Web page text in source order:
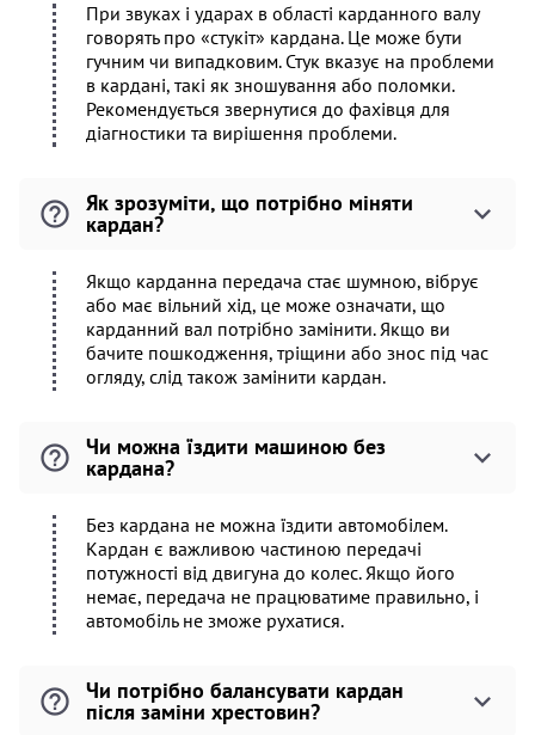
При звуках і ударах в області карданного валу
говорять про «стукіт» кардана. Це може бути
гучним чи випадковим. Стук вказує на проблеми
в кардані, такі як зношування або поломки.
Рекомендується звернутися до фахівця для
діагностики та вирішення проблеми.
Як зрозуміти, що потрібно міняти
кардан?
Якщо карданна передача стає шумною, вібрує
або має вільний хід, це може означати, що
карданний вал потрібно замінити. Якщо ви
бачите пошкодження, тріщини або знос під час
огляду, слід також замінити кардан.
Чи можна їздити машиною без
кардана?
Без кардана не можна їздити автомобілем.
Кардан є важливою частиною передачі
потужності від двигуна до колес. Якщо його
немає, передача не працюватиме правильно, і
автомобіль не зможе рухатися.
Чи потрібно балансувати кардан
після заміни хрестовин?